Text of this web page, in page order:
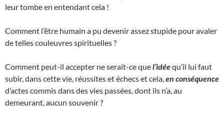
leur tombe en entendant cela !
Comment l’être humain a pu devenir assez stupide pour avaler
de telles couleuvres spirituelles ?
Comment peut-il accepter ne serait-ce quel’idéequ’il lui faut
subir, dans cette vie, réussites et échecs et cela, en conséquence
d’actes commis dans des vies passées, dont ils n’a, au
demeurant, aucun souvenir ?